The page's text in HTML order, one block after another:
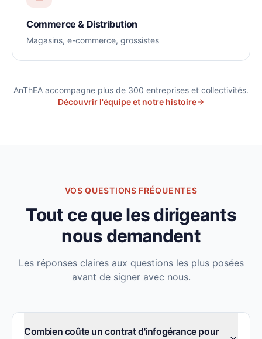
Commerce & Distribution
Magasins, e-commerce, grossistes
AnThEA accompagne plus de 300 entreprises et collectivités.
Découvrir l'équipe et notre histoire
VOS QUESTIONS FRÉQUENTES
Tout ce que les dirigeants
nous demandent
Les réponses claires aux questions les plus posées
avant de signer avec nous.
Combien coûte un contrat d'infogérance pour